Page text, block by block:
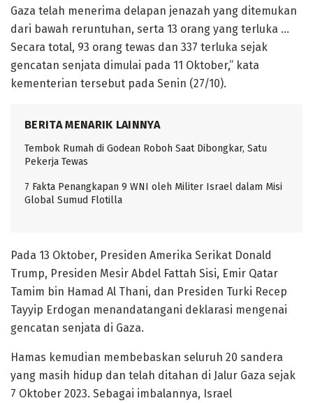
Gaza telah menerima delapan jenazah yang ditemukan
dari bawah reruntuhan, serta 13 orang yang terluka …
Secara total, 93 orang tewas dan 337 terluka sejak
gencatan senjata dimulai pada 11 Oktober,” kata
kementerian tersebut pada Senin (27/10).
BERITA MENARIK LAINNYA
Tembok Rumah di Godean Roboh Saat Dibongkar, Satu
Pekerja Tewas
7 Fakta Penangkapan 9 WNI oleh Militer Israel dalam Misi
Global Sumud Flotilla
Pada 13 Oktober, Presiden Amerika Serikat Donald
Trump, Presiden Mesir Abdel Fattah Sisi, Emir Qatar
Tamim bin Hamad Al Thani, dan Presiden Turki Recep
Tayyip Erdogan menandatangani deklarasi mengenai
gencatan senjata di Gaza.
Hamas kemudian membebaskan seluruh 20 sandera
yang masih hidup dan telah ditahan di Jalur Gaza sejak
7 Oktober 2023. Sebagai imbalannya, Israel